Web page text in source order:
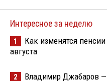
Интересное за неделю
1
Как изменятся
августа
2 Владимир Джабаров